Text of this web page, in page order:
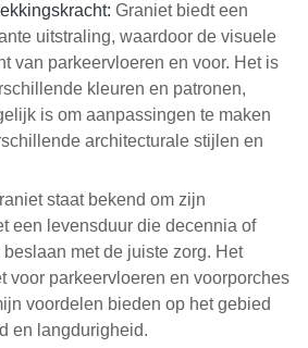
Graniet biedt een
uitstraling, waardoor de visuele
van parkeervloeren en voor. Het is
kleuren en patronen,
is om aanpassingen te maken
architecturale stijlen en
staat bekend om zijn
een levensduur die decennia of
met de juiste zorg. Het
voor parkeervloeren en voorporches
voordelen bieden op het gebied
en langdurigheid.